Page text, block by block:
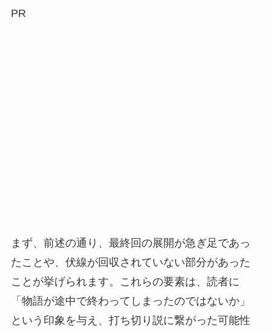
PR
まず、前述の通り、最終回の展開が急ぎ足であっ
たことや、伏線が回収されていない部分があった
ことが挙げられます。これらの要素は、読者に
「物語が途中で終わってしまったのではないか」
という印象を与え、打ち切り説に繋がった可能性